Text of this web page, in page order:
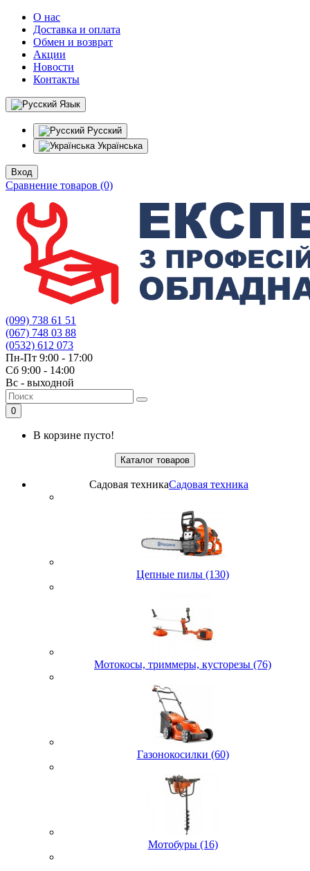
О нас
Доставка и оплата
Обмен и возврат
Акции
Новости
Контакты
Язык
Русский
Українська
Вход
Сравнение товаров (0)
(099) 738 61 51
(067) 748 03 88
(0532) 612 073
Пн-Пт 9:00 - 17:00
Сб 9:00 - 14:00
Вс - выходной
0
В корзине пусто!
Каталог товаров
Садовая техникаСадовая техника
Цепные пилы (130)
Мотокосы, триммеры, кусторезы (76)
Газонокосилки (60)
Мотобуры (16)